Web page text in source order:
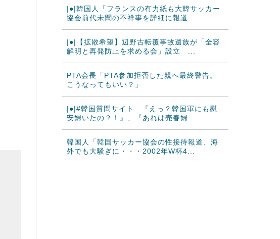
|●|韓国人「フランスの有力紙も大韓サッカー
協会前代未聞の不祥事を詳細に報道...
|●|【拡散希望】辺野古転覆事故遺族が「全容
解明と再発防止を求める会」設立 ...
PTA会長「PTA参加拒否した親へ最終警告。
こうなってもいい？」
|●|#韓国質問サイト 『えっ？韓国軍にも慰
安婦いたの？！』、『あれは売春婦...
韓国人「韓国サッカー協会の性接待報道、海
外でも大騒ぎに・・・2002年W杯4...